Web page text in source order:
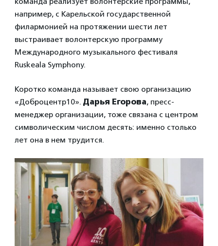
например, с Карельской государственной
филармонией на протяжении шести лет
выстраивает волонтерскую программу
Международного музыкального фестиваля
Ruskeala Symphony.
Коротко команда называет свою организацию
«Доброцентр10». Дарья Егорова, пресс-
менеджер организации, тоже связана с центром
символическим числом десять: именно столько
лет она в нем трудится.